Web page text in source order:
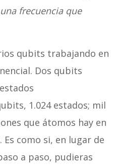
frecuencia que
qubits trabajando en
Dos qubits
1.024 estados; mil
que átomos hay en
como si, en lugar de
a paso, pudieras